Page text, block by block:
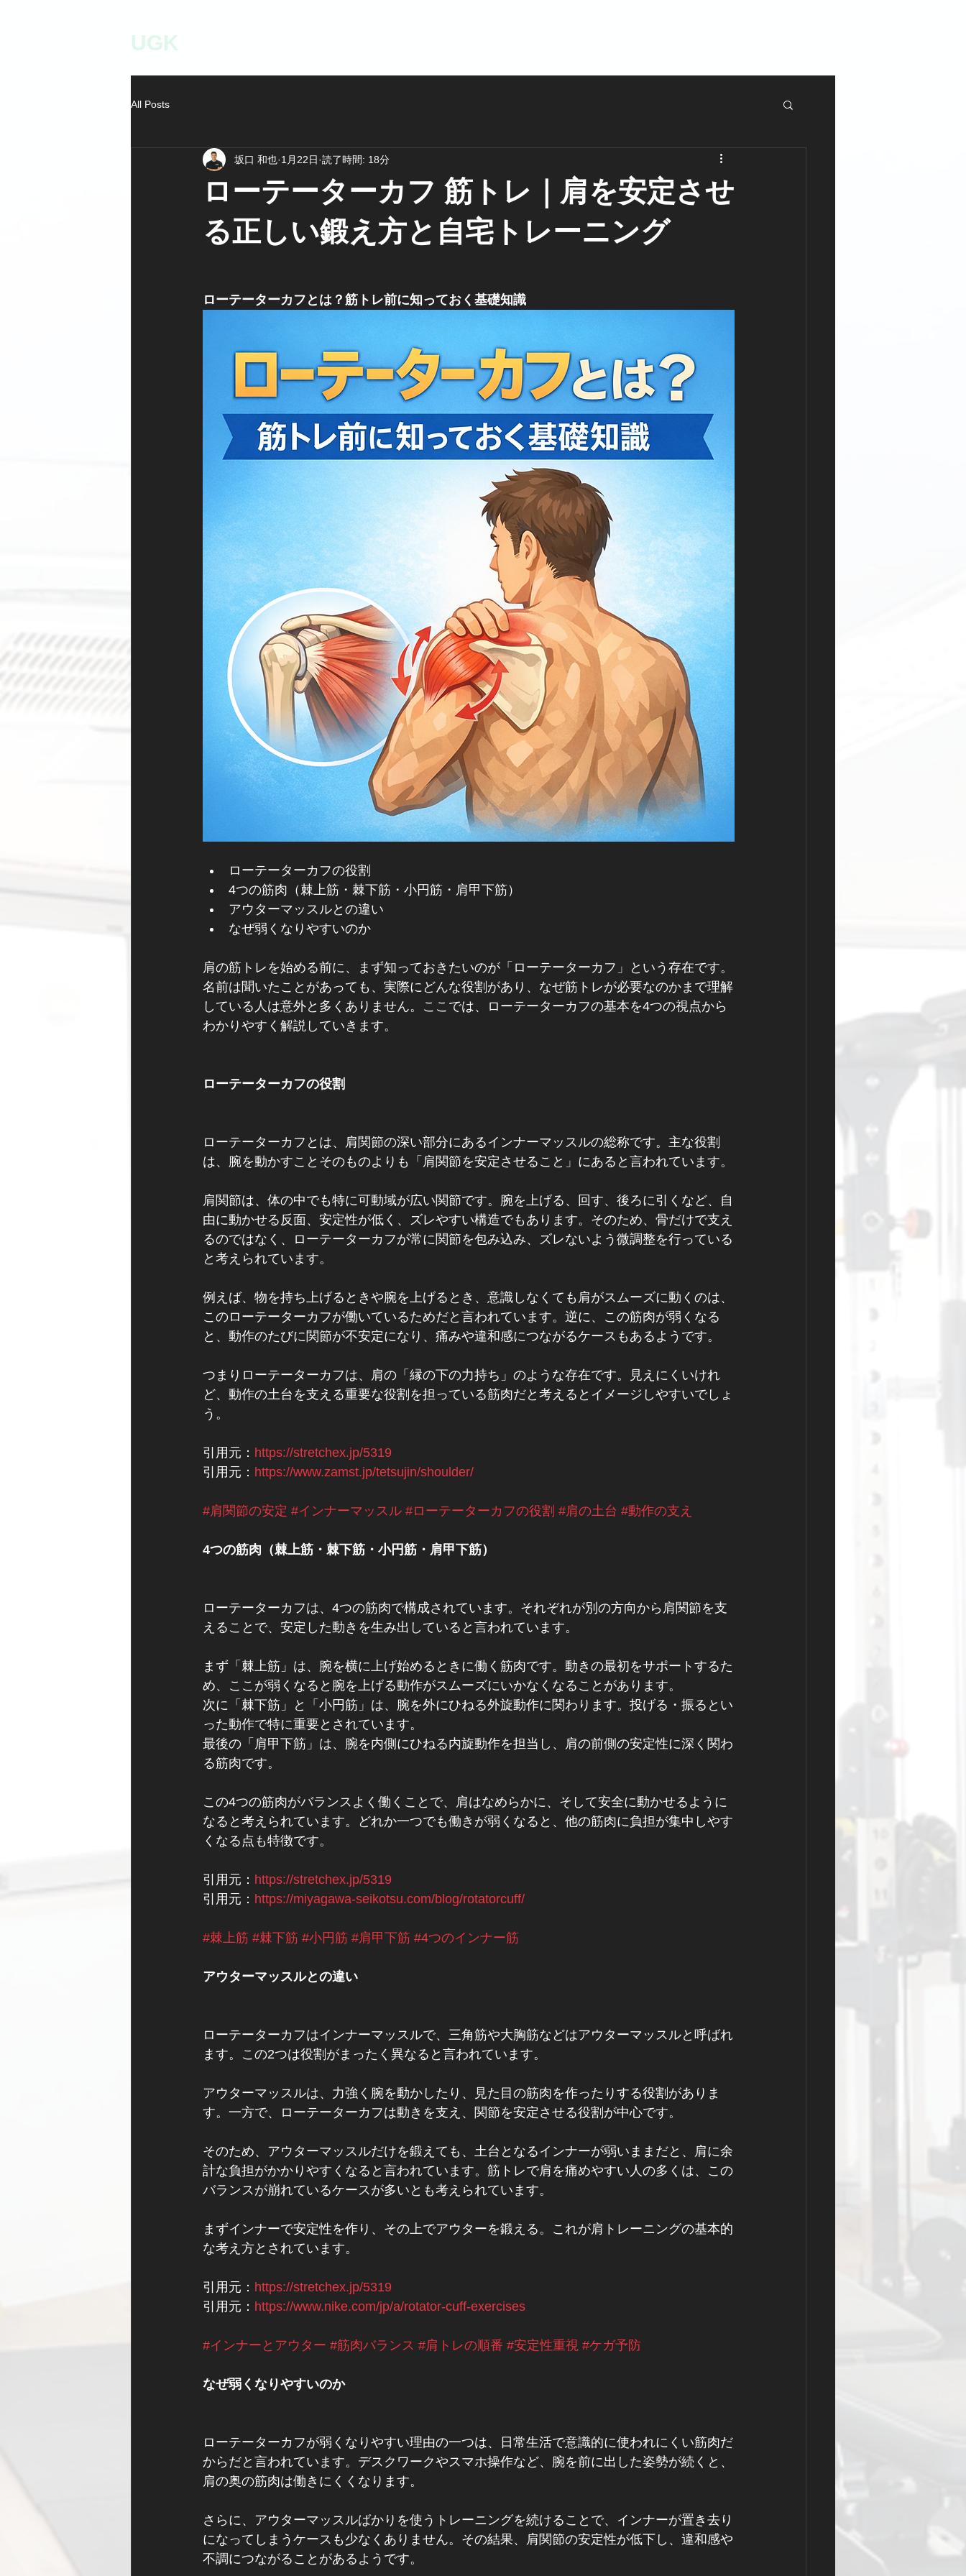
UGK
All Posts
ローテーターカフ 筋トレ｜肩を安定させ
る正しい鍛え方と自宅トレーニング
坂口 和也 1月22日 読了時間: 18分
ローテーターカフとは？筋トレ前に知っておく基礎知識
ローテーターカフの役割
4つの筋肉（棘上筋・棘下筋・小円筋・肩甲下筋）
アウターマッスルとの違い
なぜ弱くなりやすいのか
肩の筋トレを始める前に、まず知っておきたいのが「ローテーターカフ」という存在です。
名前は聞いたことがあっても、実際にどんな役割があり、なぜ筋トレが必要なのかまで理解
している人は意外と多くありません。ここでは、ローテーターカフの基本を4つの視点から
わかりやすく解説していきます。
ローテーターカフの役割
ローテーターカフとは、肩関節の深い部分にあるインナーマッスルの総称です。主な役割
は、腕を動かすことそのものよりも「肩関節を安定させること」にあると言われています。
肩関節は、体の中でも特に可動域が広い関節です。腕を上げる、回す、後ろに引くなど、自
由に動かせる反面、安定性が低く、ズレやすい構造でもあります。そのため、骨だけで支え
るのではなく、ローテーターカフが常に関節を包み込み、ズレないよう微調整を行っている
と考えられています。
例えば、物を持ち上げるときや腕を上げるとき、意識しなくても肩がスムーズに動くのは、
このローテーターカフが働いているためだと言われています。逆に、この筋肉が弱くなる
と、動作のたびに関節が不安定になり、痛みや違和感につながるケースもあるようです。
つまりローテーターカフは、肩の「縁の下の力持ち」のような存在です。見えにくいけれ
ど、動作の土台を支える重要な役割を担っている筋肉だと考えるとイメージしやすいでしょ
う。
引用元： https://stretchex.jp/5319
引用元： https://www.zamst.jp/tetsujin/shoulder/
#肩関節の安定 #インナーマッスル #ローテーターカフの役割 #肩の土台 #動作の支え
4つの筋肉（棘上筋・棘下筋・小円筋・肩甲下筋）
ローテーターカフは、4つの筋肉で構成されています。それぞれが別の方向から肩関節を支
えることで、安定した動きを生み出していると言われています。
まず「棘上筋」は、腕を横に上げ始めるときに働く筋肉です。動きの最初をサポートするた
め、ここが弱くなると腕を上げる動作がスムーズにいかなくなることがあります。
次に「棘下筋」と「小円筋」は、腕を外にひねる外旋動作に関わります。投げる・振るとい
った動作で特に重要とされています。
最後の「肩甲下筋」は、腕を内側にひねる内旋動作を担当し、肩の前側の安定性に深く関わ
る筋肉です。
この4つの筋肉がバランスよく働くことで、肩はなめらかに、そして安全に動かせるように
なると考えられています。どれか一つでも働きが弱くなると、他の筋肉に負担が集中しやす
くなる点も特徴です。
引用元： https://stretchex.jp/5319
引用元： https://miyagawa-seikotsu.com/blog/rotatorcuff/
#棘上筋 #棘下筋 #小円筋 #肩甲下筋 #4つのインナー筋
アウターマッスルとの違い
ローテーターカフはインナーマッスルで、三角筋や大胸筋などはアウターマッスルと呼ばれ
ます。この2つは役割がまったく異なると言われています。
アウターマッスルは、力強く腕を動かしたり、見た目の筋肉を作ったりする役割がありま
す。一方で、ローテーターカフは動きを支え、関節を安定させる役割が中心です。
そのため、アウターマッスルだけを鍛えても、土台となるインナーが弱いままだと、肩に余
計な負担がかかりやすくなると言われています。筋トレで肩を痛めやすい人の多くは、この
バランスが崩れているケースが多いとも考えられています。
まずインナーで安定性を作り、その上でアウターを鍛える。これが肩トレーニングの基本的
な考え方とされています。
引用元： https://stretchex.jp/5319
引用元： https://www.nike.com/jp/a/rotator-cuff-exercises
#インナーとアウター #筋肉バランス #肩トレの順番 #安定性重視 #ケガ予防
なぜ弱くなりやすいのか
ローテーターカフが弱くなりやすい理由の一つは、日常生活で意識的に使われにくい筋肉だ
からだと言われています。デスクワークやスマホ操作など、腕を前に出した姿勢が続くと、
肩の奥の筋肉は働きにくくなります。
さらに、アウターマッスルばかりを使うトレーニングを続けることで、インナーが置き去り
になってしまうケースも少なくありません。その結果、肩関節の安定性が低下し、違和感や
不調につながることがあるようです。